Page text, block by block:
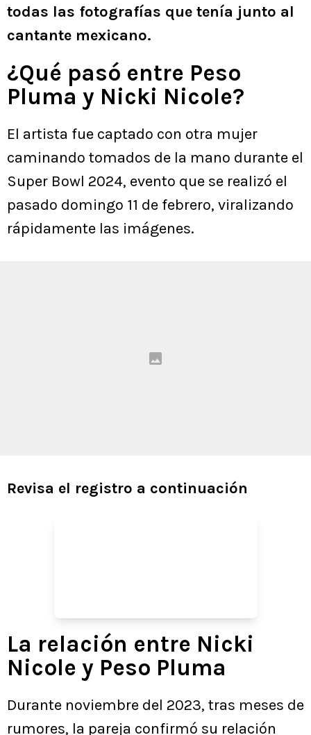
todas las fotografías que tenía junto al
cantante mexicano.
¿Qué pasó entre Peso
Pluma y Nicki Nicole?
El artista fue captado con otra mujer
caminando tomados de la mano durante el
Super Bowl 2024, evento que se realizó el
pasado domingo 11 de febrero, viralizando
rápidamente las imágenes.
Revisa el registro a continuación
La relación entre Nicki
Nicole y Peso Pluma
Durante noviembre del 2023, tras meses de
rumores, la pareja confirmó su relación